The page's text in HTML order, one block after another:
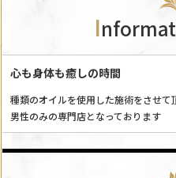
I
心も身体も癒しの時間
種類のオイルを使用した施術をさせて
男性のみの専門店となっております